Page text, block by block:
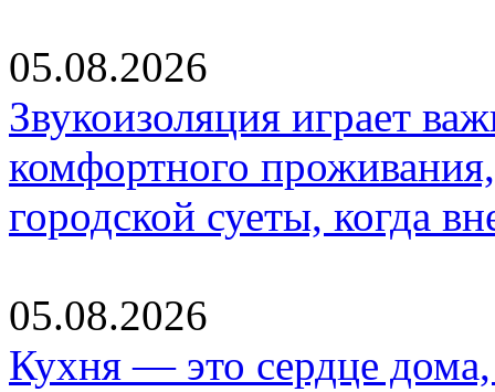
05.08.2026
Звукоизоляция играет
комфортного
городской суеты, когда
05.08.2026
Кухня — это сердце дома,